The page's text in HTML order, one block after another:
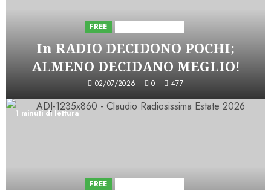
FREE
In RADIO DECIDONO POCHI;
ALMENO DECIDANO MEGLIO!
02/07/2026 0 477
1 minuti di lettura
FREE